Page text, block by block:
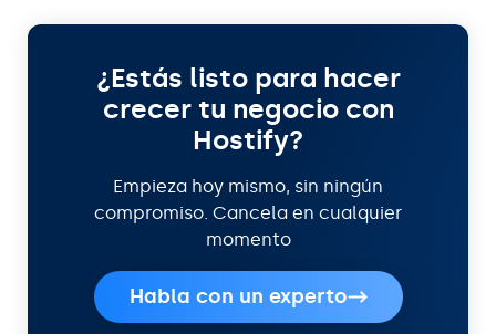
¿Estás listo para hacer
crecer tu negocio con
Hostify?
Empieza hoy mismo, sin ningún
compromiso. Cancela en cualquier
momento
Habla con un experto